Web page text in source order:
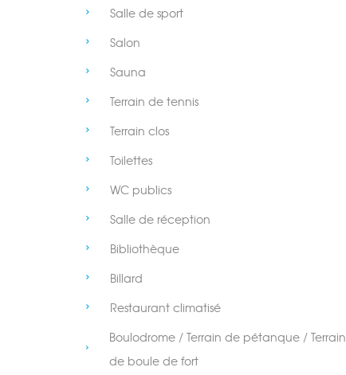
Salle de sport
Salon
Sauna
Terrain de tennis
Terrain clos
Toilettes
WC publics
Salle de réception
Bibliothèque
Billard
Restaurant climatisé
Boulodrome / Terrain de pétanque / Terrain
de boule de fort